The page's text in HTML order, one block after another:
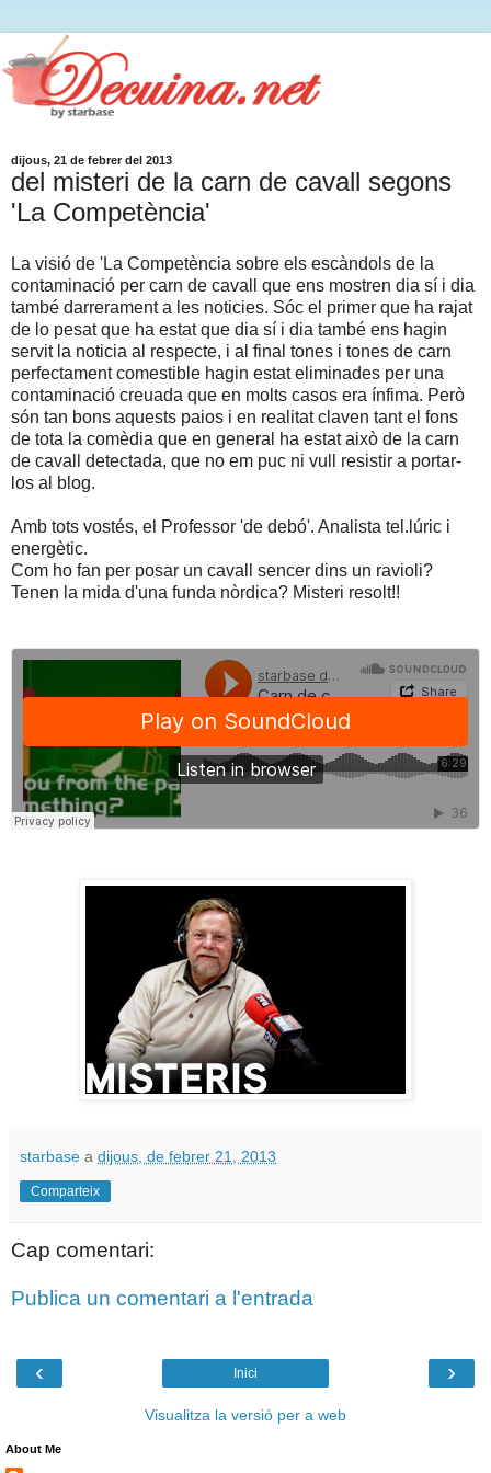
dijous, 21 de febrer del 2013
del misteri de la carn de cavall segons
'La Competència'
La visió de 'La Competència sobre els escàndols de la
contaminació per carn de cavall que ens mostren dia sí i dia
també darrerament a les noticies. Sóc el primer que ha rajat
de lo pesat que ha estat que dia sí i dia també ens hagin
servit la noticia al respecte, i al final tones i tones de carn
perfectament comestible hagin estat eliminades per una
contaminació creuada que en molts casos era ínfima. Però
són tan bons aquests paios i en realitat claven tant el fons
de tota la comèdia que en general ha estat això de la carn
de cavall detectada, que no em puc ni vull resistir a portar-
los al blog.
Amb tots vostés, el Professor 'de debó'. Analista tel.lúric i
energètic.
Com ho fan per posar un cavall sencer dins un ravioli?
Tenen la mida d'una funda nòrdica? Misteri resolt!!
starbase a dijous, de febrer 21, 2013
Comparteix
Cap comentari:
Publica un comentari a l'entrada
‹ ›
Inici
Visualitza la versió per a web
About Me